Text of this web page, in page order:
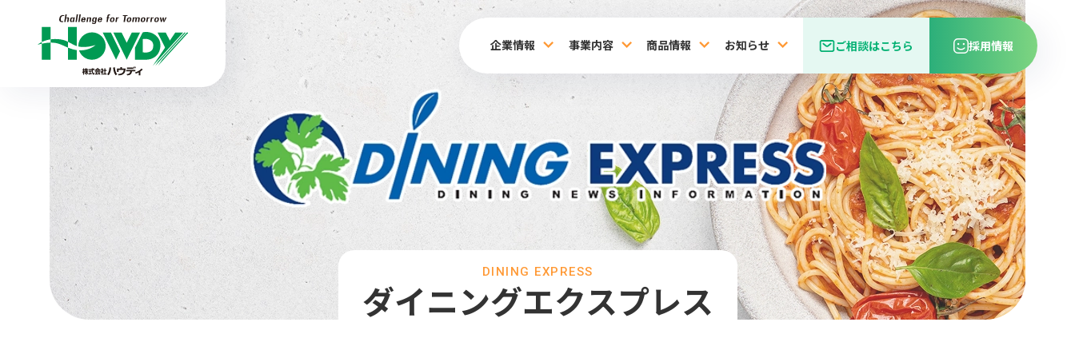
企業情報 事業内容 商品情報 お知らせ ご相談はこちら 採用情報
ダイニングエクスプレス
DINING EXPRESS